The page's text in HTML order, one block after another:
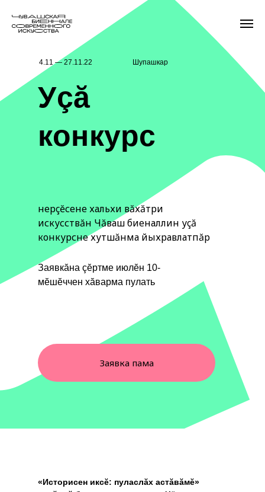
Уçă
конкурс
4.11 — 27.11.22 Шупашкар
Ӳнерçĕсене хальхи вăхăтри
искусствăн Чăваш биеналлин уçă
конкурсне хутшăнма йыхравлатпăр
Заявкăна çĕртме июлĕн 10-
мĕшĕччен хăварма пулать
Заявка пама
«Историсен иксĕ: пуласлăх астăвăмĕ»